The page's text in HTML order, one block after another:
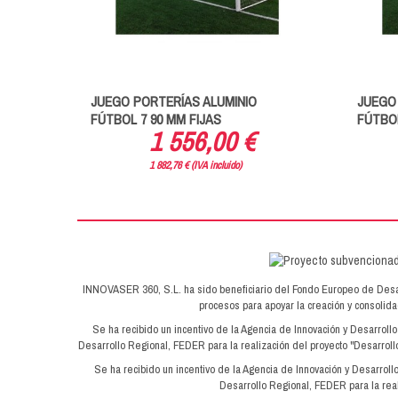
JUEGO PORTERÍAS ALUMINIO
FÚTBOL 7 90 MM FIJAS
1 556,00 €
1 882,76 € (IVA incluido)
INNOVASER 360, S.L. ha sido beneficiario del Fondo Europeo de
procesos para apoyar la creación y
Se ha recibido un incentivo de la Agencia de Innovación y
Desarrollo Regional, FEDER para la realización del proyecto
Se ha recibido un incentivo de la Agencia de Innovación y
Desarrollo Regional, FEDER para la